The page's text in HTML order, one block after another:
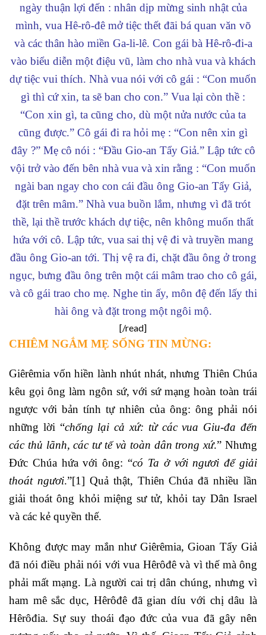
ngày thuận lợi đến : nhân dịp mừng sinh nhật của
mình, vua Hê-rô-đê mở tiệc thết đãi bá quan văn võ
và các thân hào miền Ga-li-lê. Con gái bà Hê-rô-đi-a
vào biểu diễn một điệu vũ, làm cho nhà vua và khách
dự tiệc vui thích. Nhà vua nói với cô gái : “Con muốn
gì thì cứ xin, ta sẽ ban cho con.” Vua lại còn thề :
“Con xin gì, ta cũng cho, dù một nửa nước của ta
cũng được.” Cô gái đi ra hỏi mẹ : “Con nên xin gì
đây ?” Mẹ cô nói : “Đầu Gio-an Tẩy Giả.” Lập tức cô
vội trở vào đến bên nhà vua và xin rằng : “Con muốn
ngài ban ngay cho con cái đầu ông Gio-an Tẩy Giả,
đặt trên mâm.” Nhà vua buồn lắm, nhưng vì đã trót
thề, lại thề trước khách dự tiệc, nên không muốn thất
hứa với cô. Lập tức, vua sai thị vệ đi và truyền mang
đầu ông Gio-an tới. Thị vệ ra đi, chặt đầu ông ở trong
ngục, bưng đầu ông trên một cái mâm trao cho cô gái,
và cô gái trao cho mẹ. Nghe tin ấy, môn đệ đến lấy thi
hài ông và đặt trong một ngôi mộ.
[/read]
CHIÊM NGẮM MẸ SỐNG TIN MỪNG:
Giêrêmia vốn hiền lành nhút nhát, nhưng Thiên Chúa
kêu gọi ông làm ngôn sứ, với sứ mạng hoàn toàn trái
ngược với bản tính tự nhiên của ông: ông phải nói
những lời “chống lại cả xứ: từ các vua Giu-đa đến
các thủ lãnh, các tư tế và toàn dân trong xứ.” Nhưng
Đức Chúa hứa với ông: “có Ta ở với ngươi để giải
thoát ngươi.”[1] Quả thật, Thiên Chúa đã nhiều lần
giải thoát ông khỏi miệng sư tử, khỏi tay Dân Israel
và các kẻ quyền thế.
Không được may mắn như Giêrêmia, Gioan Tẩy Giả
đã nói điều phải nói với vua Hêrôđê và vì thế mà ông
phải mất mạng. Là người cai trị dân chúng, nhưng vì
ham mê sắc dục, Hêrôđê đã gian díu với chị dâu là
Hêrôđia. Sự suy thoái đạo đức của vua đã gây nên